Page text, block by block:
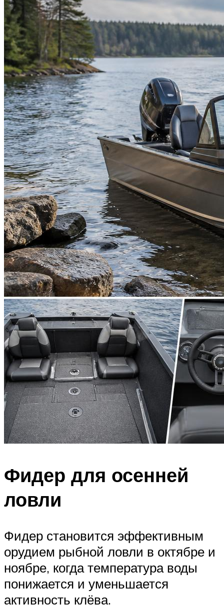
Фидер для осенней
ловли
Фидер становится эффективным
орудием рыбной ловли в октябре и
ноябре, когда температура воды
понижается и уменьшается
активность клёва.